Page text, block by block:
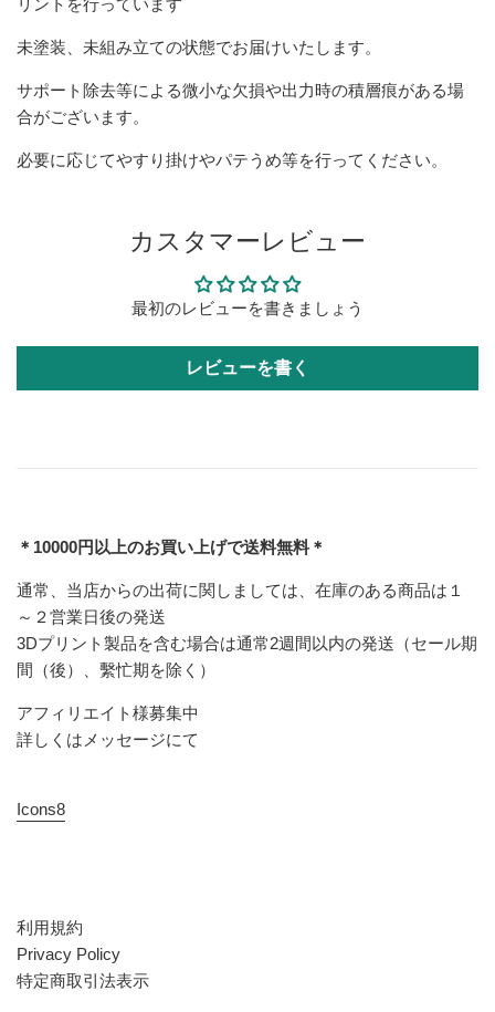
リントを行っています
未塗装、未組み立ての状態でお届けいたします。
サポート除去等による微小な欠損や出力時の積層痕がある場
合がございます。
必要に応じてやすり掛けやパテうめ等を行ってください。
カスタマーレビュー
最初のレビューを書きましょう
レビューを書く
＊10000円以上のお買い上げで送料無料＊
通常、当店からの出荷に関しましては、在庫のある商品は１
～２営業日後の発送
3Dプリント製品を含む場合は通常2週間以内の発送（セール期
間（後）、繫忙期を除く）
アフィリエイト様募集中
詳しくはメッセージにて
Icons8
利用規約
Privacy Policy
特定商取引法表示